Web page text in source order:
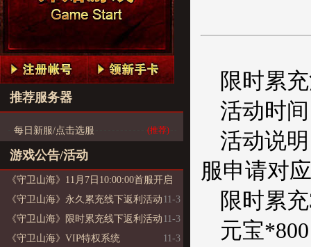
推荐服务器
每日新服/点击选服 (推荐)
游戏公告/活动
《守卫山海》11月7日10:00:00首服开启
11-3
《守卫山海》永久累充线下返利活动 11-3
《守卫山海》限时累充线下返利活动 11-3
《守卫山海》VIP特权系统
11-3
限时累
活动时
活动说
服申请对
限时累
元宝